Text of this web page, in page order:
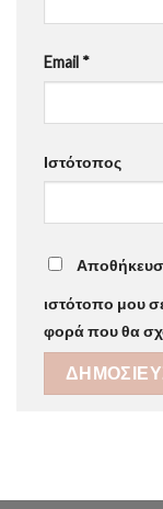
Email *
Ιστότοπος
ιστότοπο μου
φορά που θα